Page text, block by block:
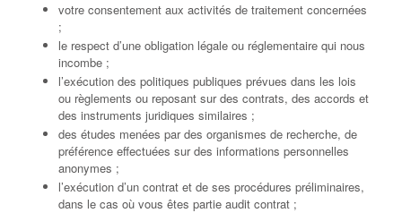
votre consentement aux activités de traitement concernées
;
le respect d’une obligation légale ou réglementaire qui nous
incombe ;
l’exécution des politiques publiques prévues dans les lois
ou règlements ou reposant sur des contrats, des accords et
des instruments juridiques similaires ;
des études menées par des organismes de recherche, de
préférence effectuées sur des informations personnelles
anonymes ;
l’exécution d’un contrat et de ses procédures préliminaires,
dans le cas où vous êtes partie audit contrat ;